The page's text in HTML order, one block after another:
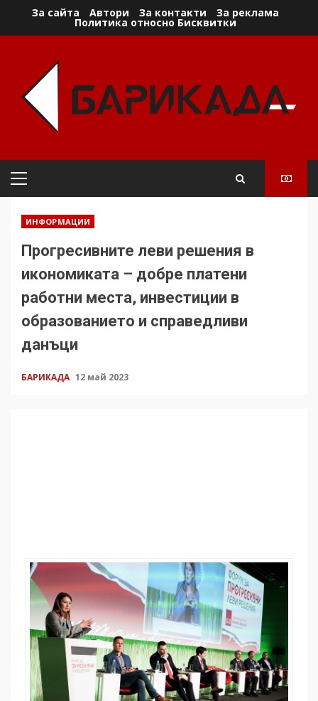
За сайта Автори За контакти За реклама
Политика относно Бисквитки
Primary
ИНФОРМАЦИИ
Прогресивните леви решения в
икономиката – добре платени
работни места, инвестиции в
образованието и справедливи
данъци
БАРИКАДА 12 май 2023